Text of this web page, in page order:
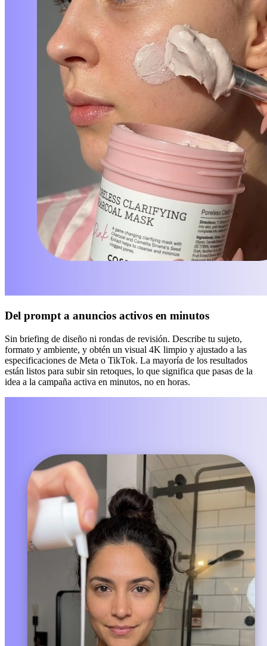
Del prompt a anuncios activos en minutos
Sin briefing de diseño ni rondas de revisión. Describe tu sujeto,
formato y ambiente, y obtén un visual 4K limpio y ajustado a las
especificaciones de Meta o TikTok. La mayoría de los resultados
están listos para subir sin retoques, lo que significa que pasas de la
idea a la campaña activa en minutos, no en horas.